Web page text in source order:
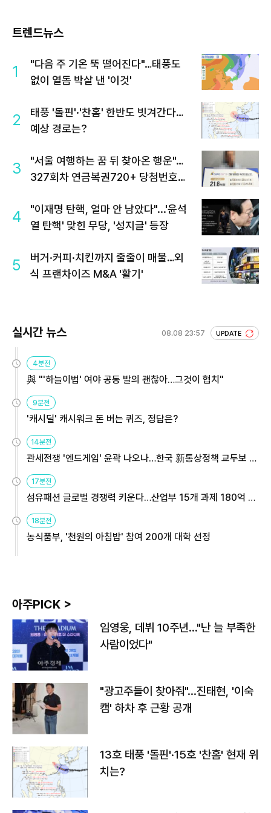
트렌드뉴스
1
"다음 주 기온 뚝 떨어진다"…태풍도
없이 열돔 박살 낸 '이것'
2
태풍 '돌핀'·'찬홈' 한반도 빗겨간다…
예상 경로는?
3
"서울 여행하는 꿈 뒤 찾아온 행운"…
327회차 연금복권720+ 당첨번호조
4
"이재명 탄핵, 얼마 안 남았다"...'윤석
열 탄핵' 맞힌 무당, '성지글' 등장
5
버거·커피·치킨까지 줄줄이 매물…외
식 프랜차이즈 M&A '활기'
실시간 뉴스 08.08 23:57 UPDATE
4분전
與 "'하늘이법' 여야 공동 발의 괜찮아…그것이 협치"
9분전
'캐시딜' 캐시워크 돈 버는 퀴즈, 정답은?
14분전
관세전쟁 '엔드게임' 윤곽 나오나…한국 新통상정책 교두보 활
용해야
17분전
섬유패션 글로벌 경쟁력 키운다…산업부 15개 과제 180억 지
원
18분전
농식품부, '천원의 아침밥' 참여 200개 대학 선정
아주PICK >
임영웅, 데뷔 10주년…"난 늘 부족한
사람이었다"
"광고주들이 찾아줘"…진태현, '이숙
캠' 하차 후 근황 공개
13호 태풍 '돌핀'·15호 '찬홈' 현재 위
치는?